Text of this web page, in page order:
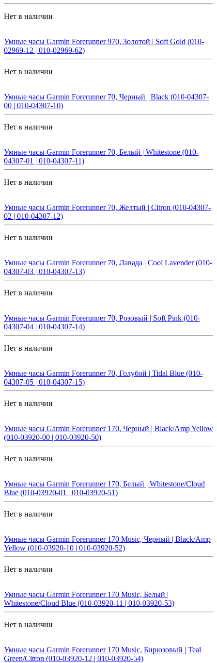
Нет в наличии
Умные часы Garmin Forerunner 970, Золотой | Soft Gold (010-
02969-12 | 010-02969-62)
Нет в наличии
Умные часы Garmin Forerunner 70, Черный | Black (010-04307-
00 | 010-04307-10)
Нет в наличии
Умные часы Garmin Forerunner 70, Белый | Whitestone (010-
04307-01 | 010-04307-11)
Нет в наличии
Умные часы Garmin Forerunner 70, Желтый | Citron (010-04307-
02 | 010-04307-12)
Нет в наличии
Умные часы Garmin Forerunner 70, Лавада | Cool Lavender (010-
04307-03 | 010-04307-13)
Нет в наличии
Умные часы Garmin Forerunner 70, Розовый | Soft Pink (010-
04307-04 | 010-04307-14)
Нет в наличии
Умные часы Garmin Forerunner 70, Голубой | Tidal Blue (010-
04307-05 | 010-04307-15)
Нет в наличии
Умные часы Garmin Forerunner 170, Черный | Black/Amp Yellow
(010-03920-00 | 010-03920-50)
Нет в наличии
Умные часы Garmin Forerunner 170, Белый | Whitestone/Cloud
Blue (010-03920-01 | 010-03920-51)
Нет в наличии
Умные часы Garmin Forerunner 170 Music, Черный | Black/Amp
Yellow (010-03920-10 | 010-03920-52)
Нет в наличии
Умные часы Garmin Forerunner 170 Music, Белый |
Whitestone/Cloud Blue (010-03920-11 | 010-03920-53)
Нет в наличии
Умные часы Garmin Forerunner 170 Music, Бирюзовый | Teal
Green/Citron (010-03920-12 | 010-03920-54)